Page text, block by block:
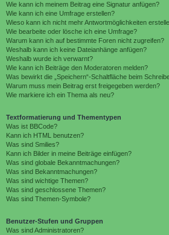
Wie kann ich meinem Beitrag eine Signatur anfügen?
Wie kann ich eine Umfrage erstellen?
Wieso kann ich nicht mehr Antwortmöglichkeiten
Wie bearbeite oder lösche ich eine Umfrage?
Warum kann ich auf bestimmte Foren nicht zugreifen?
Weshalb kann ich keine Dateianhänge anfügen?
Weshalb wurde ich verwarnt?
Wie kann ich Beiträge den Moderatoren melden?
Was bewirkt die „Speichern“-Schaltfläche beim
Warum muss mein Beitrag erst freigegeben werden?
Wie markiere ich ein Thema als neu?
Textformatierung und Thementypen
Was ist BBCode?
Kann ich HTML benutzen?
Was sind Smilies?
Kann ich Bilder in meine Beiträge einfügen?
Was sind globale Bekanntmachungen?
Was sind Bekanntmachungen?
Was sind wichtige Themen?
Was sind geschlossene Themen?
Was sind Themen-Symbole?
Benutzer-Stufen und Gruppen
Was sind Administratoren?